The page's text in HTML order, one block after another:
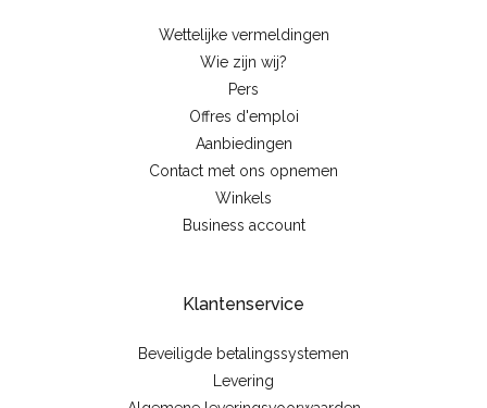
Wettelijke vermeldingen
Wie zijn wij?
Pers
Offres d'emploi
Aanbiedingen
Contact met ons opnemen
Winkels
Business account
Klantenservice
Beveiligde betalingssystemen
Levering